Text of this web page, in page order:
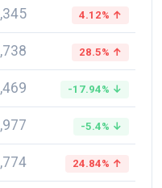
4.12% ↑
28.5% ↑
-17.94% ↓
-5.4% ↓
24.84% ↑